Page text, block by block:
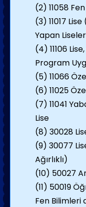
(2) 11058
(3) 11017
Yapan
(4) 11106
Program
(5) 11066
(6) 11025
(7) 11041
Lise
(8) 30028
(9) 30077
Ağırlıklı)
(10) 50027
(11) 50019
Fen Bilimleri